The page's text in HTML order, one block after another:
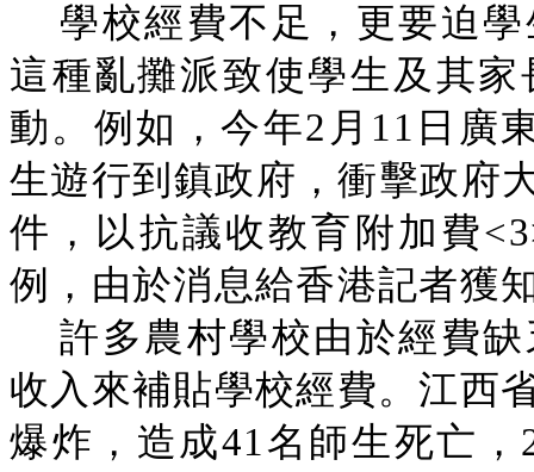
學校經費不足，更要迫
這種亂攤派致使學生及其
動。例如，今年2月11日廣
生遊行到鎮政府，衝擊政府
件，以抗議收教育附加費
例，由於消息給香港記者獲
許多農村學校由於經費
收入來補貼學校經費。江西
爆炸，造成41名師生死亡